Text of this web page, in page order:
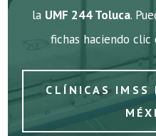
la UMF 244 Toluca.
fichas haciendo
CLÍNICAS IMSS